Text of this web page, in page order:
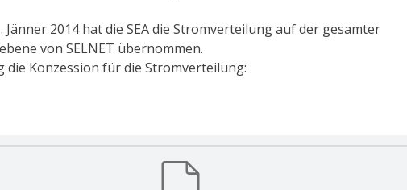
Jänner 2014 hat die SEA die Stromverteilung auf der gesamter
von SELNET übernommen.
die Konzession für die Stromverteilung: